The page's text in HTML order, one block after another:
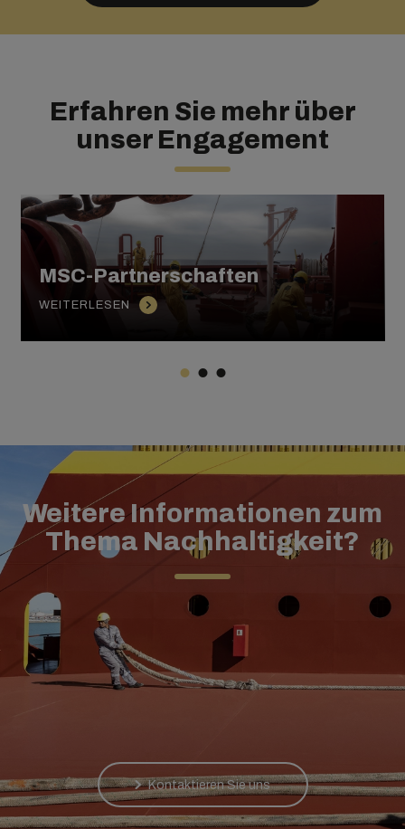
Erfahren Sie mehr über
unser Engagement
MSC-Partnerschaften
WEITERLESEN
Weitere Informationen zum
Thema Nachhaltigkeit?
Kontaktieren Sie uns